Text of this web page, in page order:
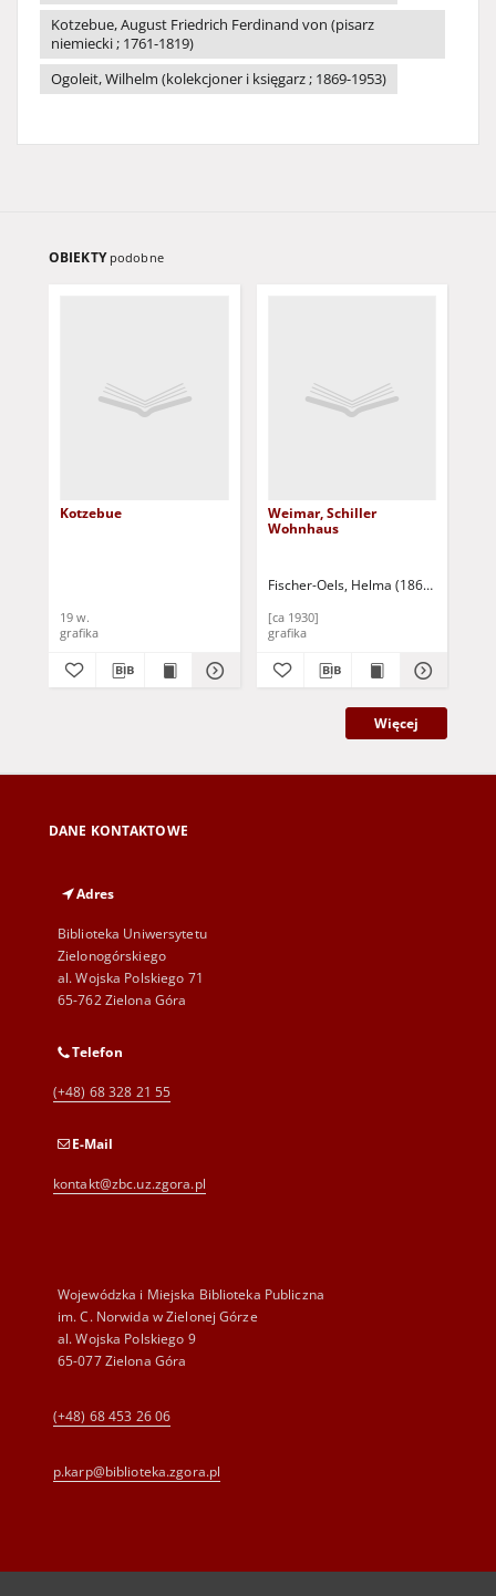
Kotzebue, August Friedrich Ferdinand von (pisarz
niemiecki ; 1761-1819)
Ogoleit, Wilhelm (kolekcjoner i księgarz ; 1869-1953)
OBIEKTY podobne
Kotzebue
19 w.
grafika
Weimar, Schiller
Wohnhaus
Fischer-Oels, Helma (1860-1930)
[ca 1930]
grafika
Więcej
DANE KONTAKTOWE
Adres
Biblioteka Uniwersytetu
Zielonogórskiego
al. Wojska Polskiego 71
65-762 Zielona Góra
Telefon
(+48) 68 328 21 55
E-Mail
kontakt@zbc.uz.zgora.pl
Wojewódzka i Miejska Biblioteka Publiczna
im. C. Norwida w Zielonej Górze
al. Wojska Polskiego 9
65-077 Zielona Góra
(+48) 68 453 26 06
p.karp@biblioteka.zgora.pl